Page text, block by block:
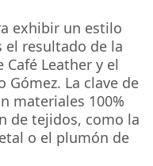
exhibir un estilo
el resultado de la
Leather y el
Gómez. La clave de
materiales 100%
de tejidos, como la
o el plumón de